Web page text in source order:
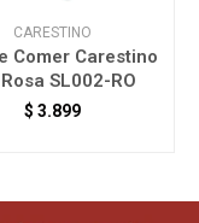
CARESTINO
Comer Carestino
SL002-RO
$ 3.899